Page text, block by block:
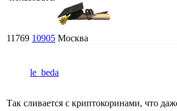
11769 10905 Москва
le_beda
Так сливается с криптокоринами, что